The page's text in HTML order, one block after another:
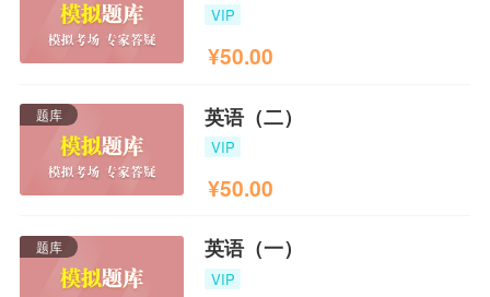
VIP
¥50.00
题库 英语（二）
VIP
¥50.00
题库 英语（一）
VIP